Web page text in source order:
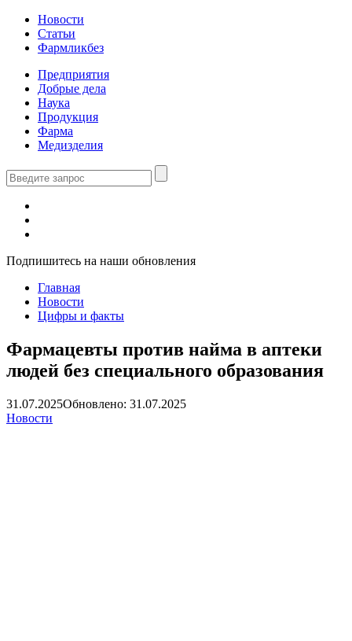
Новости
Статьи
Фармликбез
Предприятия
Добрые дела
Наука
Продукция
Фарма
Медизделия
Подпишитесь на наши обновления
Главная
Новости
Цифры и факты
Фармацевты против найма в аптеки
людей без специального образования
31.07.2025Обновлено: 31.07.2025
Новости